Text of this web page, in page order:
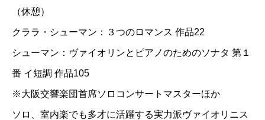
（休憩）
クララ・シューマン：３つのロマンス 作品22
シューマン：ヴァイオリンとピアノのためのソナタ 第１
番 イ短調 作品105
※大阪交響楽団首席ソロコンサートマスターほか
ソロ、室内楽でも多才に活躍する実力派ヴァイオリニス